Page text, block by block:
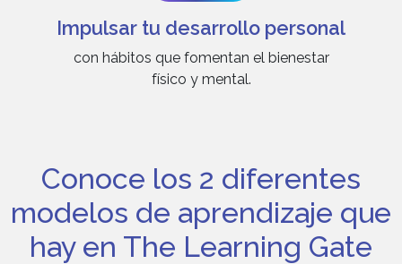
Impulsar tu desarrollo personal
con hábitos que fomentan el bienestar
físico y mental.
Conoce los 2 diferentes
modelos de aprendizaje que
hay en The Learning Gate